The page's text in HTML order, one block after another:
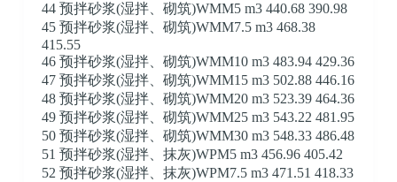
44 预拌砂浆(湿拌、砌筑)WMM5 m3 440.68 390.98
45 预拌砂浆(湿拌、砌筑)WMM7.5 m3 468.38
415.55
46 预拌砂浆(湿拌、砌筑)WMM10 m3 483.94 429.36
47 预拌砂浆(湿拌、砌筑)WMM15 m3 502.88 446.16
48 预拌砂浆(湿拌、砌筑)WMM20 m3 523.39 464.36
49 预拌砂浆(湿拌、砌筑)WMM25 m3 543.22 481.95
50 预拌砂浆(湿拌、砌筑)WMM30 m3 548.33 486.48
51 预拌砂浆(湿拌、抹灰)WPM5 m3 456.96 405.42
52 预拌砂浆(湿拌、抹灰)WPM7.5 m3 471.51 418.33